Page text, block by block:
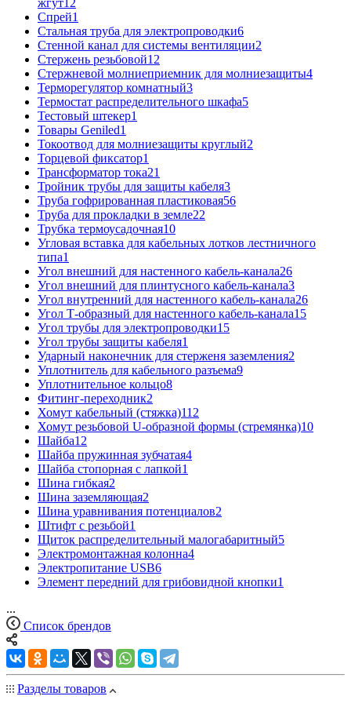
Спрей1
Стальная труба для электропроводки6
Стенной канал для системы вентиляции2
Стержень резьбовой12
Стержневой молниеприемник для молниезащиты4
Терморегулятор комнатный3
Термостат распределительного шкафа5
Тестовый штекер1
Товары Geniled1
Токоотвод для молниезащиты круглый2
Торцевой фиксатор1
Трансформатор тока21
Тройник трубы для защиты кабеля3
Труба гофрированная пластиковая56
Труба для прокладки в земле22
Трубка термоусадочная10
Угловая вставка для кабельных лотков лестничного
типа1
Угол внешний для настенного кабель-канала26
Угол внешний для плинтусного кабель-канала3
Угол внутренний для настенного кабель-канала26
Угол Т-образный для настенного кабель-канала15
Угол трубы для электропроводки15
Угол трубы защиты кабеля1
Ударный наконечник для стерженя заземления2
Уплотнитель для кабельного разъема9
Уплотнительное кольцо8
Фитинг-переходник2
Хомут кабельный (стяжка)112
Хомут резьбовой U-образной формы (стремянка)10
Шайба12
Шайба пружинная зубчатая4
Шайба стопорная с лапкой1
Шина гибкая2
Шина заземляющая2
Шина уравнивания потенциалов2
Штифт с резьбой1
Щиток распределительный малогабаритный5
Электромонтажная колонна4
Электропитание USB6
Элемент передний для грибовидной кнопки1
...
Список брендов
Разделы товаров